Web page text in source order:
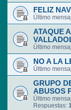
FELIZ
Último
ATAQUE
Último
NO A LA
Último
GRUPO
ABUSOS
Último
Respuestas: